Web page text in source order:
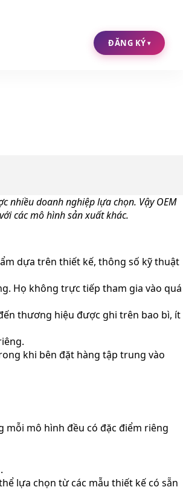
ĐĂNG KÝ ▾
nhiều doanh nghiệp lựa chọn. Vậy OEM
các mô hình sản xuất khác.
dựa trên thiết kế, thông số kỹ thuật
Họ không trực tiếp tham gia vào quá
thương hiệu được ghi trên bao bì, ít
khi bên đặt hàng tập trung vào
mỗi mô hình đều có đặc điểm riêng
lựa chọn từ các mẫu thiết kế có sẵn